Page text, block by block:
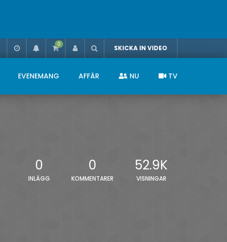
0 SKICKA IN VIDEO
EVENEMANG AFFÄR NU TV
0
INLÄGG
0
KOMMENTARER
52.9K
VISNINGAR